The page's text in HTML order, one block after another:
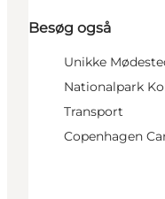
Besøg også
Unikke
Nationalpark
Transport
Copenhagen